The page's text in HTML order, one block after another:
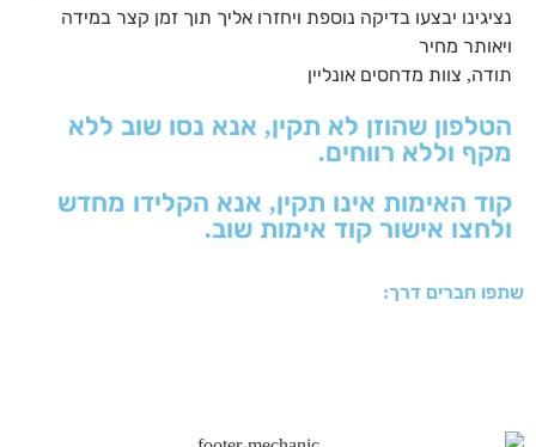
נציגינו יבצעו בדיקה נוספת ויחזרו אליך תוך זמן קצר במידה
ויאותר מחיר
תודה, צוות מדחסים אונליין
הטלפון שהוזן לא תקין, אנא נסו שוב ללא
מקף וללא רווחים.
קוד האימות אינו תקין, אנא הקלידו מחדש
ולחצו אישור קוד אימות שוב.
שתפו חברים דרך: